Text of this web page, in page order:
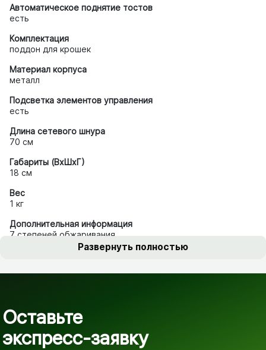
Автоматическое поднятие тостов
есть
Комплектация
поддон для крошек
Материал корпуса
металл
Подсветка элементов управления
есть
Длина сетевого шнура
70 см
Габариты (ВхШхГ)
18 см
Вес
1 кг
Дополнительная информация
7 степеней обжаривания
Развернуть полностью
Оставьте
экспресс-заявку